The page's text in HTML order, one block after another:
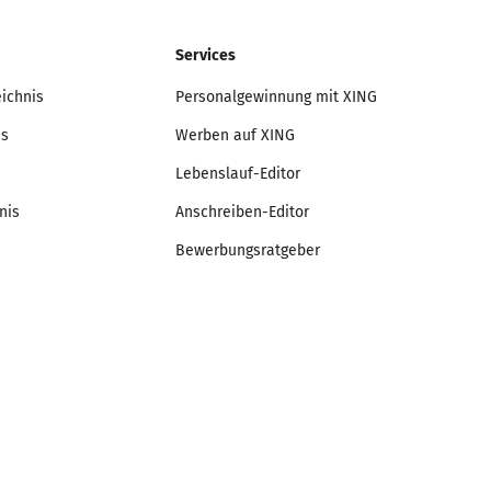
Services
Personalgewinnung mit XING
Werben auf XING
Lebenslauf-Editor
Anschreiben-Editor
Bewerbungsratgeber